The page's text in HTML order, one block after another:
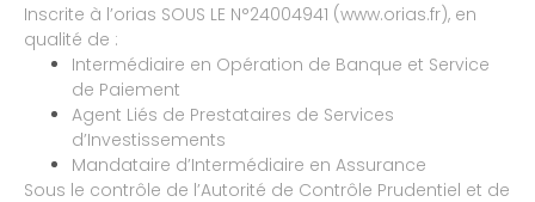
Inscrite à l’orias SOUS LE N°24004941 (www.orias.fr), en
qualité de :
Intermédiaire en Opération de Banque et Service
de Paiement
Agent Liés de Prestataires de Services
d’Investissements
Mandataire d’Intermédiaire en Assurance
Sous le contrôle de l’Autorité de Contrôle Prudentiel et de